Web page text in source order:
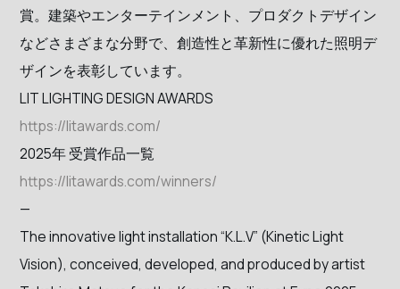
賞。建築やエンターテインメント、プロダクトデザイン
などさまざまな分野で、創造性と革新性に優れた照明デ
ザインを表彰しています。
LIT LIGHTING DESIGN AWARDS
https://litawards.com/
2025年 受賞作品一覧
https://litawards.com/winners/
—
The innovative light installation “K.L.V” (Kinetic Light
Vision), conceived, developed, and produced by artist